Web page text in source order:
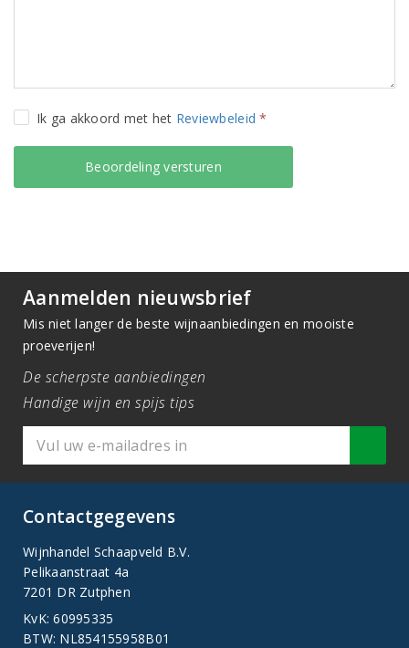
Ik ga akkoord met het Reviewbeleid *
Aanmelden nieuwsbrief
Mis niet langer de beste wijnaanbiedingen en mooiste
proeverijen!
De scherpste aanbiedingen
Handige wijn en spijs tips
Contactgegevens
Wijnhandel Schaapveld B.V.
Pelikaanstraat 4a
7201 DR Zutphen
KvK: 60995335
BTW: NL854155958B01